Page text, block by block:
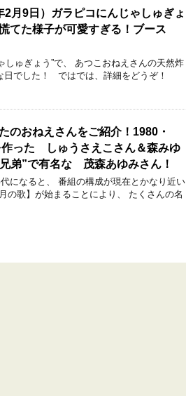
月9日）ガラピコにんじゃしゅぎょ
てた様子が可愛すぎる！ブース
ゅぎょう”で、 あつこおねえさんの天然炸
日でした！ ではでは、詳細をどうぞ！
のおねえさんをご紹介！1980・
った しゅうさえこさん＆森みゆ
弟”で有名な 茂森あゆみさん！
になると、 番組の構成が現在とかなり近い
歌】が始まることにより、 たくさんの名